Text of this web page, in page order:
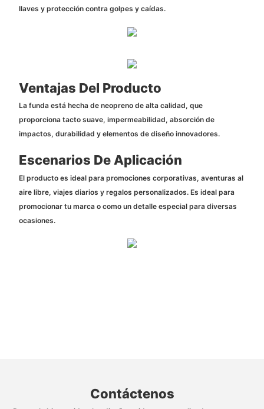
llaves y protección contra golpes y caídas.
Ventajas Del Producto
La funda está hecha de neopreno de alta calidad, que
proporciona tacto suave, impermeabilidad, absorción de
impactos, durabilidad y elementos de diseño innovadores.
Escenarios De Aplicación
El producto es ideal para promociones corporativas, aventuras al
aire libre, viajes diarios y regalos personalizados. Es ideal para
promocionar tu marca o como un detalle especial para diversas
ocasiones.
Contáctenos